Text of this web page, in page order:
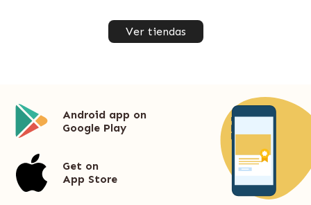
Ver tiendas
Android app on
Google Play
Get on
App Store